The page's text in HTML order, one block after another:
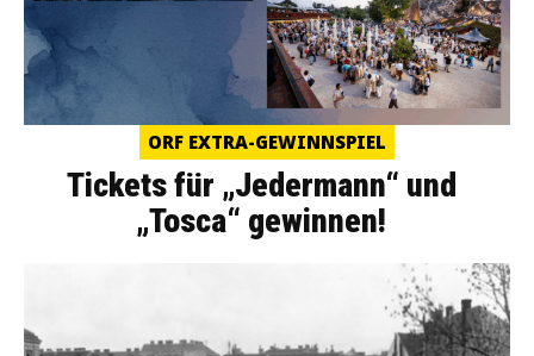
ORF EXTRA-GEWINNSPIEL
Tickets für „Jedermann“ und
„Tosca“ gewinnen!